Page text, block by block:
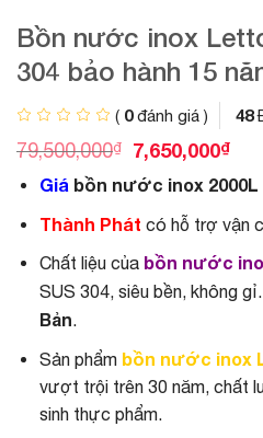
Bồn nước inox
304 bảo hành 15
( 0đánh giá ) 48
79,500,000₫
G
á
ố
l
à
9
,
5
0
0
7,650,000₫G
á
i
n
t
ạ
à
:
Giá bồn nước inox
Thành Phát có hỗ trợ vận
Chất liệu của bồn nước
SUS 304, siêu bền, không
Bản.
Sản phẩm bồn nước inox
vượt trội trên 30 năm, chất
sinh thực phẩm.